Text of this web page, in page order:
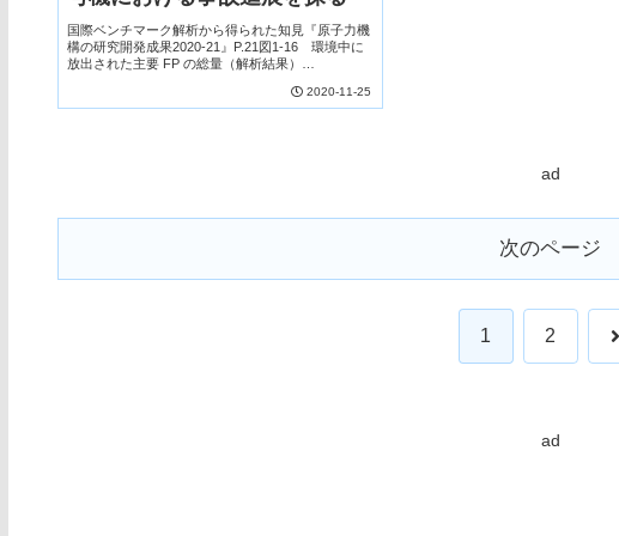
国際ベンチマーク解析から得られた知見『原子力機
構の研究開発成果2020-21』P.21図1-16 環境中に
放出された主要 FP の総量（解析結果）
おけるヨウ素の化学反応を考慮していま...2020-11-25
ad
次のページ
1 2 次
ad